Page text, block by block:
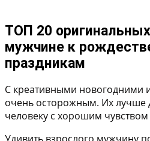
ТОП 20
мужчине к
праздникам
С креативными новогодними
очень осторожным. Их лучше
человеку с хорошим